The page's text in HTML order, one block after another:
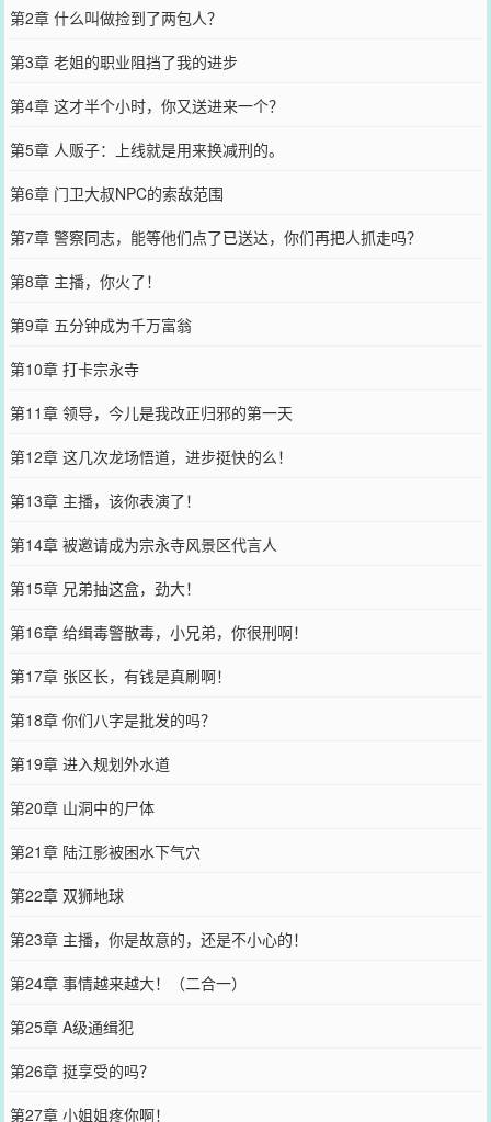
第2章 什么叫做捡到了两包人？
第3章 老姐的职业阻挡了我的进步
第4章 这才半个小时，你又送进来一个？
第5章 人贩子：上线就是用来换减刑的。
第6章 门卫大叔NPC的索敌范围
第7章 警察同志，能等他们点了已送达，你们再把人抓走吗？
第8章 主播，你火了！
第9章 五分钟成为千万富翁
第10章 打卡宗永寺
第11章 领导，今儿是我改正归邪的第一天
第12章 这几次龙场悟道，进步挺快的么！
第13章 主播，该你表演了！
第14章 被邀请成为宗永寺风景区代言人
第15章 兄弟抽这盒，劲大！
第16章 给缉毒警散毒，小兄弟，你很刑啊！
第17章 张区长，有钱是真刷啊！
第18章 你们八字是批发的吗？
第19章 进入规划外水道
第20章 山洞中的尸体
第21章 陆江影被困水下气穴
第22章 双狮地球
第23章 主播，你是故意的，还是不小心的！
第24章 事情越来越大！（二合一）
第25章 A级通缉犯
第26章 挺享受的吗？
第27章 小姐姐疼你啊！